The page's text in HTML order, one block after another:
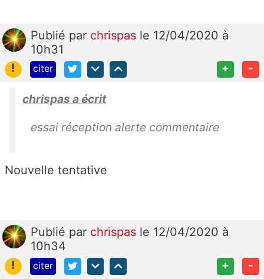
Publié par chrispas le 12/04/2020 à
10h31
!
citer + -
chrispas a écrit
essai réception alerte commentaire
Nouvelle tentative
Publié par chrispas le 12/04/2020 à
10h34
!
citer + -